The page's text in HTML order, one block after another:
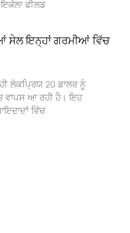
ਫੀਲਡ
ਸੇਲ ਇਨ੍ਹਾਂ ਗਰਮੀਆਂ ਵਿੱਚ
ਲੋਕਪ੍ਰਿਯ 20 ਡਾਲਰ ਨੂੰ
ਵਾਪਸ ਆ ਰਹੀ ਹੈ। ਇਹ
ਵਿੱਚ